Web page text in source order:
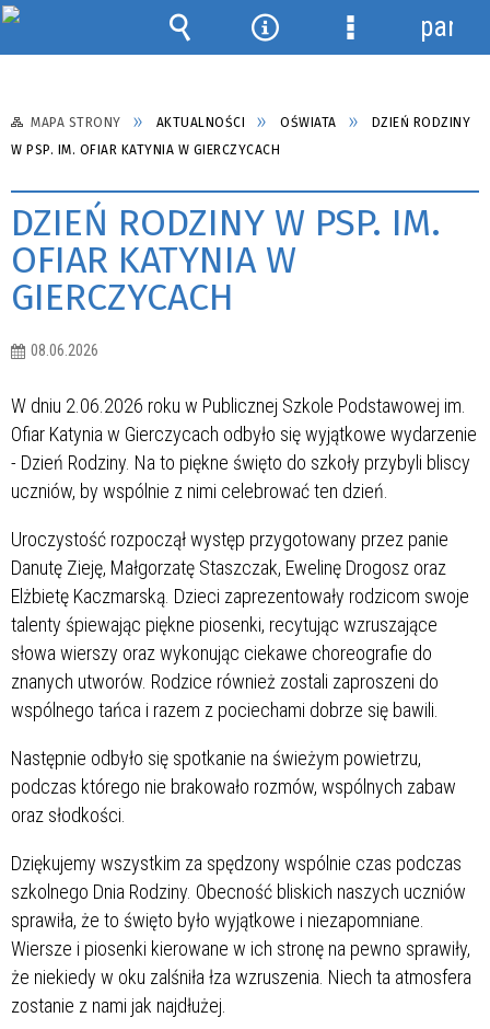
MAPA STRONY AKTUALNOŚCI OŚWIATA
DZIEŃ RODZINY
W PSP. IM. OFIAR KATYNIA W GIERCZYCACH
DZIEŃ RODZINY W PSP. IM.
OFIAR KATYNIA W
GIERCZYCACH
08.06.2026
W dniu 2.06.2026 roku w Publicznej Szkole Podstawowej im.
Ofiar Katynia w Gierczycach odbyło się wyjątkowe wydarzenie
- Dzień Rodziny. Na to piękne święto do szkoły przybyli bliscy
uczniów, by wspólnie z nimi celebrować ten dzień.
Uroczystość rozpoczął występ przygotowany przez panie
Danutę Zieję, Małgorzatę Staszczak, Ewelinę Drogosz oraz
Elżbietę Kaczmarską. Dzieci zaprezentowały rodzicom swoje
talenty śpiewając piękne piosenki, recytując wzruszające
słowa wierszy oraz wykonując ciekawe choreografie do
znanych utworów. Rodzice również zostali zaproszeni do
wspólnego tańca i razem z pociechami dobrze się bawili.
Następnie odbyło się spotkanie na świeżym powietrzu,
podczas którego nie brakowało rozmów, wspólnych zabaw
oraz słodkości.
Dziękujemy wszystkim za spędzony wspólnie czas podczas
szkolnego Dnia Rodziny. Obecność bliskich naszych uczniów
sprawiła, że to święto było wyjątkowe i niezapomniane.
Wiersze i piosenki kierowane w ich stronę na pewno sprawiły,
że niekiedy w oku zalśniła łza wzruszenia. Niech ta atmosfera
zostanie z nami jak najdłużej.
Wyszukiwarka
NarzędziaMenu
panel